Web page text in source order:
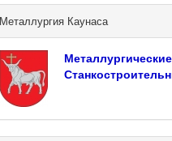
Металлургия Каунаса